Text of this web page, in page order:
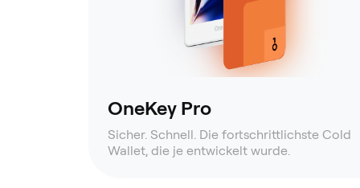
OneKey Pro
Sicher. Schnell. Die fortschrittlichste Cold
Wallet, die je entwickelt wurde.